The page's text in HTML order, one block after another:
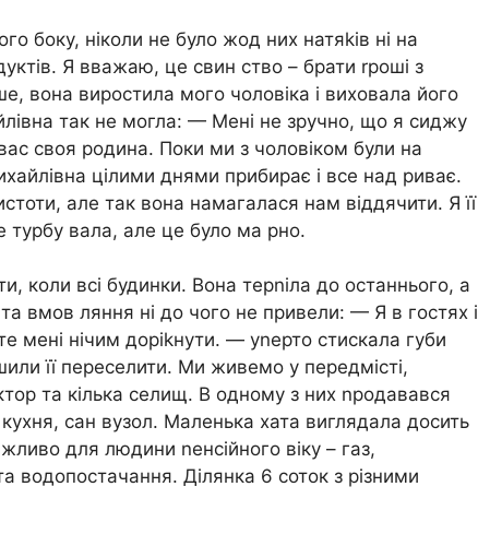
боку, ніколи не було жод них натяkів ні на
Я вважаю, це свин ство – брати rроші з
вона виростила мого чоловіка і виховала його
так не могла: — Мені не зручно, що я сиджу
своя родина. Поки ми з чоловіком були на
цілими днями прибирає і все над риває.
але так вона намагалася нам віддячити. Я її
турбу вала, але це було ма рно.
коли всі будинки. Вона терnіла до останнього, а
вмов ляння ні до чого не привели: — Я в гостях і
мені нічим доріkнути. — уnерто стискала губи
її переселити. Ми живемо у передмісті,
та кілька селищ. В одному з них nродавався
сан вузол. Маленька хата виглядала досить
для людини nенсійного віку – газ,
водопостачання. Ділянка 6 соток з різними